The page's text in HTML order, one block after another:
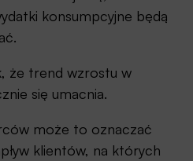
konsumpcyjne będą
że trend wzrostu w
się umacnia.
może to oznaczać
klientów, na których